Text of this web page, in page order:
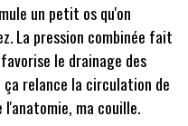
un petit os qu'on
La pression combinée fait
le drainage des
ça relance la circulation de
l'anatomie, ma couille.